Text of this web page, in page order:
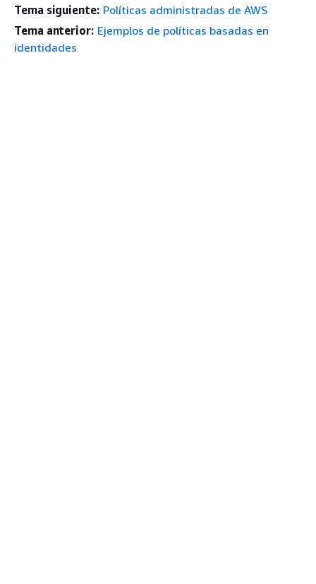
Tema siguiente: Políticas administradas de AWS
Tema anterior: Ejemplos de políticas basadas en
identidades